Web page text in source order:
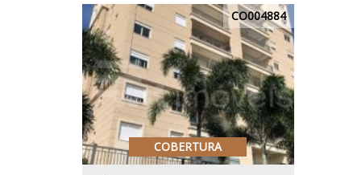
CO004884
COBERTURA